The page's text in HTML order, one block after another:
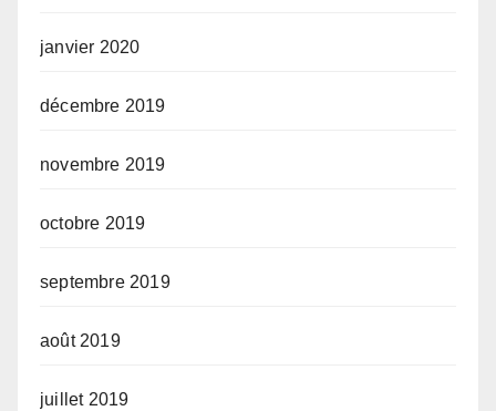
janvier 2020
décembre 2019
novembre 2019
octobre 2019
septembre 2019
août 2019
juillet 2019